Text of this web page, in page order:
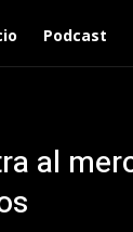
Podcast
al